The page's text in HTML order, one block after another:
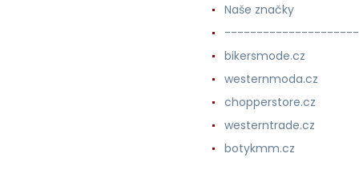
Naše značky
bikersmode.cz
westernmoda.cz
chopperstore.cz
westerntrade.cz
botykmm.cz